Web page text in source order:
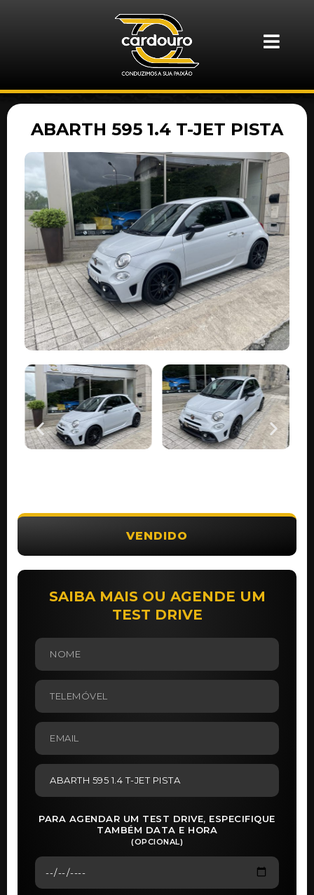
ABARTH 595 1.4 T-JET PISTA
VENDIDO
SAIBA MAIS OU AGENDE UM
TEST DRIVE
PARA AGENDAR UM TEST DRIVE, ESPECIFIQUE
TAMBÉM DATA E HORA
(OPCIONAL)